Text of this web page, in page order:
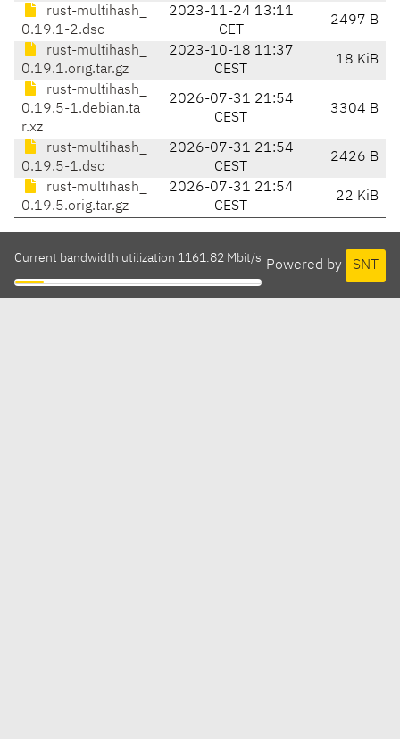
rust-multihash_
0.19.1-2.dsc
2023-11-24 13:11
CET
2497 B
rust-multihash_
0.19.1.orig.tar.gz
2023-10-18 11:37
CEST
18 KiB
rust-multihash_
0.19.5-1.debian.ta
r.xz
2026-07-31 21:54
CEST
3304 B
rust-multihash_
0.19.5-1.dsc
2026-07-31 21:54
CEST
2426 B
rust-multihash_
0.19.5.orig.tar.gz
2026-07-31 21:54
CEST
22 KiB
Powered by SNT
Current bandwidth utilization 1161.82 Mbit/s